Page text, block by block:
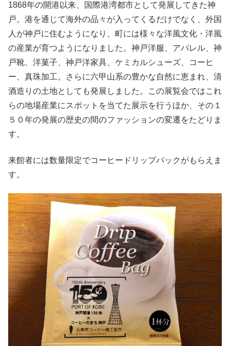
1868年の開港以来、国際港湾都市として発展してきた神
戸。港を通じて海外の品々が入ってくるだけでなく、外国
人が神戸に住むようになり、町には様々な洋風文化・洋風
の産業が育つようになりました。神戸洋服、アパレル、神
戸靴、洋菓子、神戸洋家具、ケミカルシューズ、コーヒ
ー、真珠加工。さらに六甲山系の豊かな自然に恵まれ、清
酒造りの土地としても発展しました。この展覧会ではこれ
らの地場産業にスポットを当てた展示を行うほか、その１
５０年の発展の歴史の間のファッションの変遷をたどりま
す。
来館者には数量限定でコーヒードリップパックがもらえま
す。